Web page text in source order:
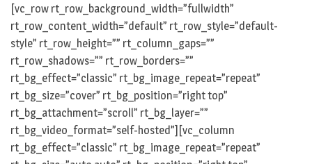
[vc_row rt_row_background_width=”fullwidth”
rt_row_content_width=”default” rt_row_style=”default-
style” rt_row_height=”” rt_column_gaps=””
rt_row_shadows=”” rt_row_borders=””
rt_bg_effect=”classic” rt_bg_image_repeat=”repeat”
rt_bg_size=”cover” rt_bg_position=”right top”
rt_bg_attachment=”scroll” rt_bg_layer=””
rt_bg_video_format=”self-hosted”][vc_column
rt_bg_effect=”classic” rt_bg_image_repeat=”repeat”